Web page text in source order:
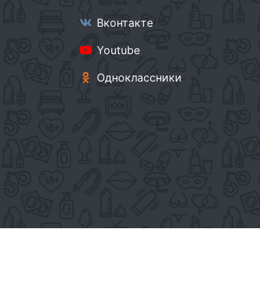
Вконтакте
Youtube
Одноклассники